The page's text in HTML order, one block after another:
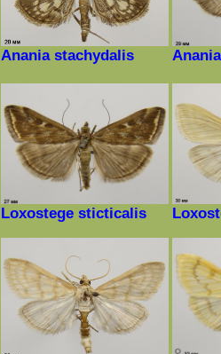
Anania stachydalis Anania
Loxostege sticticalis